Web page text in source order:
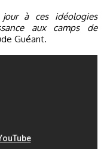
à ces idéologies
aux camps de
Guéant.